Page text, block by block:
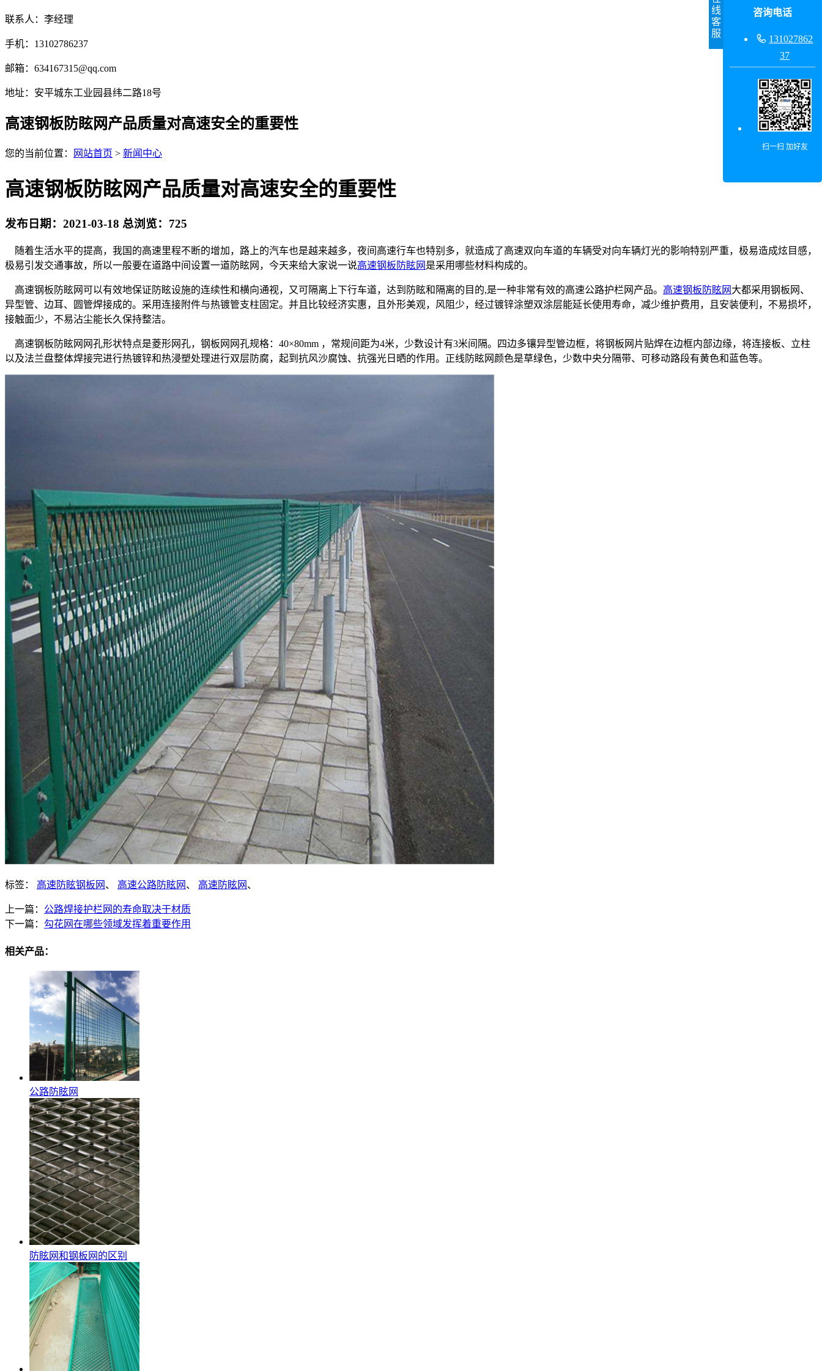
联系人：李经理
手机：13102786237
邮箱：634167315@qq.com
地址：安平城东工业园县纬二路18号
高速钢板防眩网产品质量对高速安全的重要性
您的当前位置： 网站首页 > 新闻中心
高速钢板防眩网产品质量对高速安全的重要性
发布日期：2021-03-18 总浏览： 725
随着生活水平的提高，我国的高速里程不断的增加，路上的汽车也是越来越多，夜间高速行车也特别多，就造成了高速双向车道的车辆受对向车辆灯光的影响特别严重，极易造成炫目感，
极易引发交通事故，所以一般要在道路中间设置一道防眩网，今天来给大家说一说高速钢板防眩网 是采用哪些材料构成的。
高速钢板防眩网可以有效地保证防眩设施的连续性和横向通视，又可隔离上下行车道，达到防眩和隔离的目的,是一种非常有效的高速公路护栏网产品。 高速钢板防眩网 大都采用钢板网、
异型管、边耳、圆管焊接成的。采用连接附件与热镀管支柱固定。并且比较经济实惠，且外形美观，风阻少，经过镀锌涂塑双涂层能延长使用寿命，减少维护费用，且安装便利，不易损坏，
接触面少，不易沾尘能长久保持整洁。
高速钢板防眩网网孔形状特点是菱形网孔，钢板网网孔规格：40×80mm ，常规间距为4米，少数设计有3米间隔。四边多镶异型管边框，将钢板网片贴焊在边框内部边缘，将连接板、立柱
以及法兰盘整体焊接完进行热镀锌和热浸塑处理进行双层防腐，起到抗风沙腐蚀、抗强光日晒的作用。正线防眩网颜色是草绿色，少数中央分隔带、可移动路段有黄色和蓝色等。
标签： 高速防眩钢板网 、 高速公路防眩网 、 高速防眩网 、
上一篇： 公路焊接护栏网的寿命取决于材质
下一篇： 勾花网在哪些领域发挥着重要作用
相关产品：
公路防眩网
防眩网和钢板网的区别
线
客
服
咨询电话
 131027862
37
扫一扫 加好友